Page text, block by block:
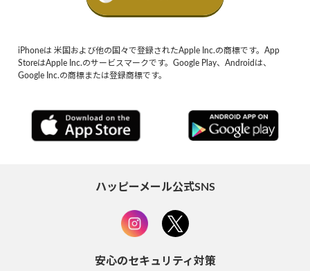
iPhoneは 米国および他の国々で登録されたApple Inc.の商標です。App
StoreはApple Inc.のサービスマークです。Google Play、Androidは、
Google Inc.の商標または登録商標です。
ハッピーメール公式SNS
安心のセキュリティ対策